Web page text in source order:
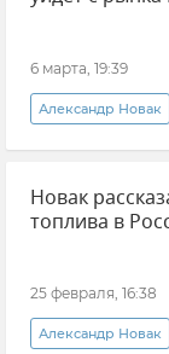
6 марта, 19:39
Александр Новак
Поставки
Китай
Новак
топлива в
25 февраля, 16:38
Александр Новак